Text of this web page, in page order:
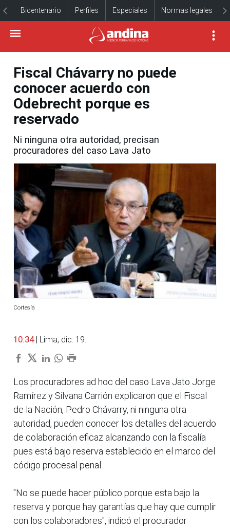
Bicentenario Perfiles Especiales Normas legales
Fiscal Chávarry no puede
conocer acuerdo con
Odebrecht porque es
reservado
Ni ninguna otra autoridad, precisan
procuradores del caso Lava Jato
Cortesía
10:34 | Lima, dic. 19.
Los procuradores ad hoc del caso Lava Jato Jorge
Ramírez y Silvana Carrión explicaron que el Fiscal
de la Nación, Pedro Chávarry, ni ninguna otra
autoridad, pueden conocer los detalles del acuerdo
de colaboración eficaz alcanzando con la fiscalía
pues está bajo reserva establecido en el marco del
código procesal penal.
"No se puede hacer público porque esta bajo la
reserva y porque hay garantías que hay que cumplir
con los colaboradores", indicó el procurador